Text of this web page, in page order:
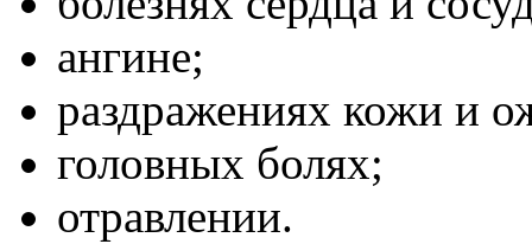
ангине;
раздражениях кожи и
головных болях;
отравлении.